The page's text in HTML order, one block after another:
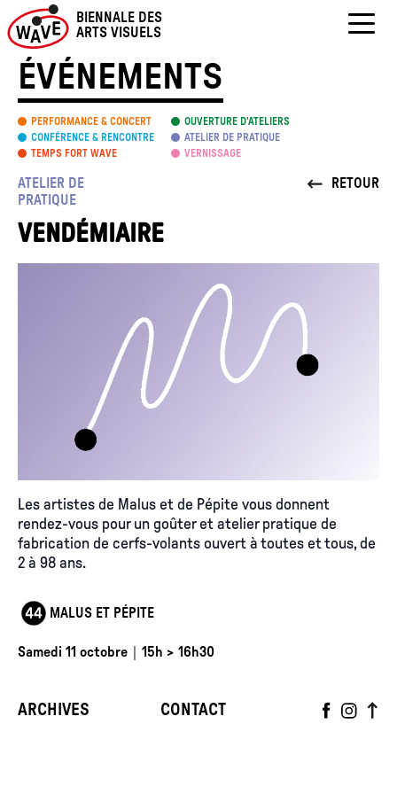
to
content
BIENNALE DES
ARTS VISUELS
ÉVÉNEMENTS
PERFORMANCE & CONCERT
OUVERTURE D’ATELIERS
CONFÉRENCE & RENCONTRE
ATELIER DE PRATIQUE
TEMPS FORT WAVE
VERNISSAGE
ATELIER DE
PRATIQUE
RETOUR
VENDÉMIAIRE
Les artistes de Malus et de Pépite vous donnent
rendez-vous pour un goûter et atelier pratique de
fabrication de cerfs-volants ouvert à toutes et tous, de
2 à 98 ans.
MALUS ET PÉPITE
Samedi 11 octobre｜15h > 16h30
ARCHIVES CONTACT